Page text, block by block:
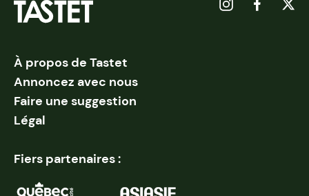
À propos de Tastet
Annoncez avec nous
Faire une suggestion
Légal
Fiers partenaires :